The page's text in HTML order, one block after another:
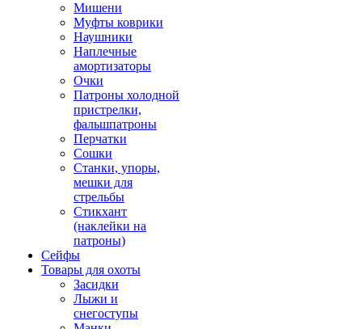
Мишени
Муфты коврики
Наушники
Наплечные
амортизаторы
Очки
Патроны холодной
пристрелки,
фальшпатроны
Перчатки
Сошки
Станки, упоры,
мешки для
стрельбы
Стикхант
(наклейки на
патроны)
Сейфы
Товары для охоты
Засидки
Лыжи и
снегоступы